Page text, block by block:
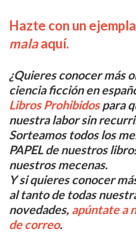
Hazte con un
malaaquí.
¿Quieres conocer más
ciencia ficción en
Libros Prohibidospara
nuestra labor sin
Sorteamos todos los
PAPEL de nuestros
nuestros mecenas.
Y si quieres conocer
al tanto de todas
novedades, apúntate a
de correo.